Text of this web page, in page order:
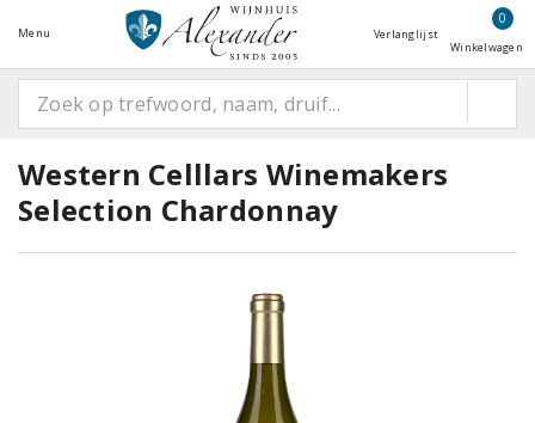
Menu Verlanglijst
0
Winkelwagen
Western Celllars Winemakers
Selection Chardonnay